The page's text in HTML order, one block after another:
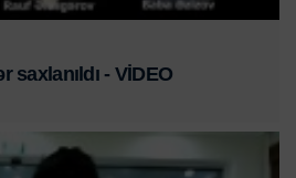
saxlanıldı - VİDEO